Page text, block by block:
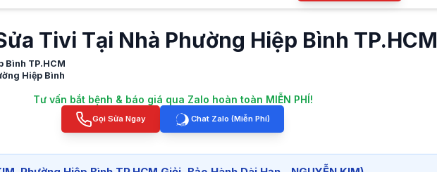
Tivi Tại Nhà Phường Hiệp Bình TP.HCM
Bình TP.HCM
Hiệp Bình
Tư vấn bắt bệnh & báo giá qua Zalo hoàn toàn MIỄN PHÍ!
Gọi Sửa Ngay Chat Zalo (Miễn Phí)